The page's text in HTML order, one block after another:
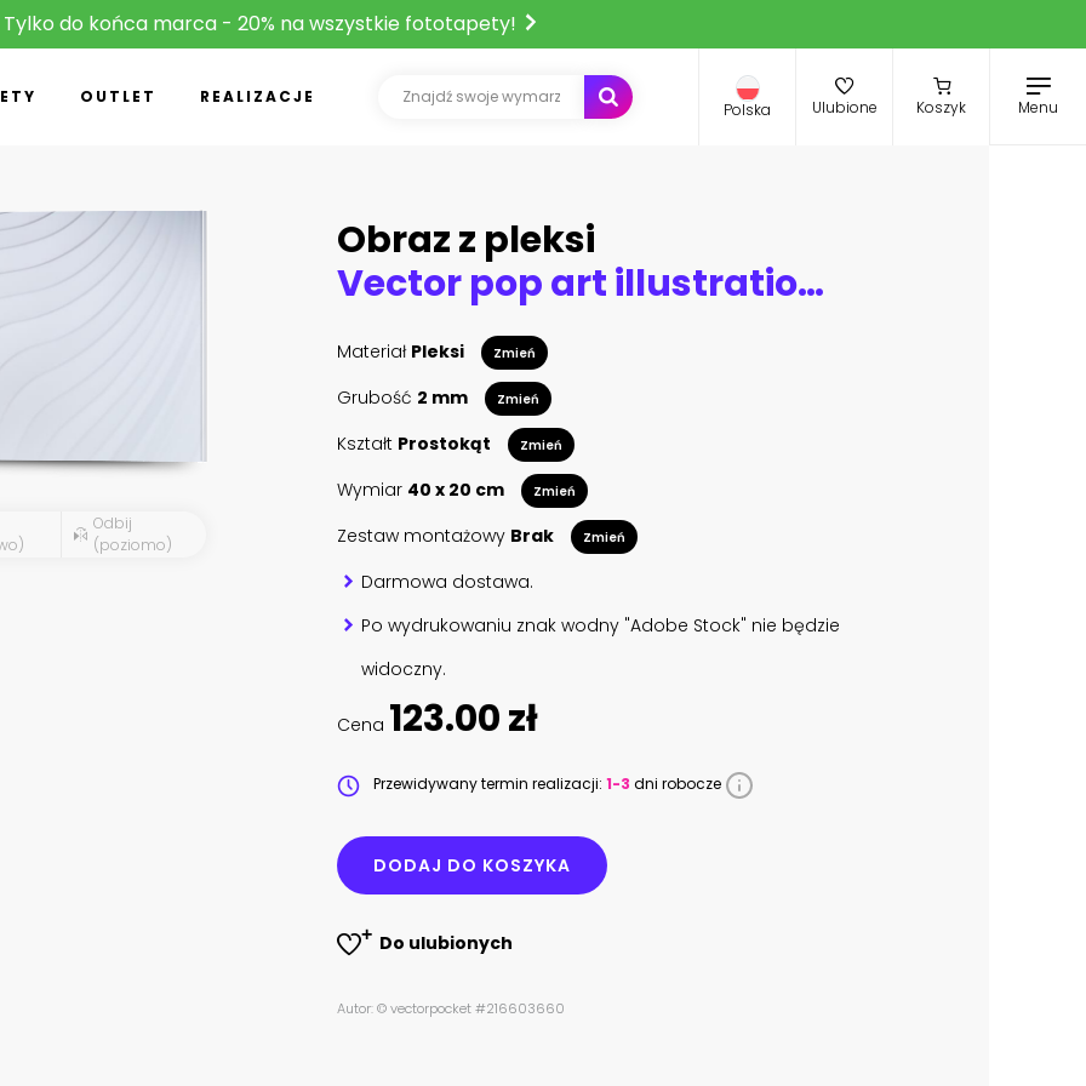
Tylko do końca marca - 20% na wszystkie fototapety!
OUTLET REALIZACJE
Polska Ulubione Koszyk Menu
Odbij
(poziomo)
Obraz z pleksi
Vector pop art illustration of gangster girl in green bikini, armed with gun isolated on yellow background. Pin-up poster with military sexy woman holding revolver in hand and flirting
Materiał Pleksi Zmień
Grubość 2 mm Zmień
Kształt Prostokąt Zmień
Wymiar 40 x 20 cm Zmień
Zestaw montażowy Brak Zmień
Darmowa dostawa.
Po wydrukowaniu znak wodny "Adobe Stock" nie będzie
widoczny.
Cena 123.00 zł
Przewidywany termin realizacji: 1-3 dni robocze
DODAJ DO KOSZYKA
Do ulubionych
Autor: © vectorpocket #216603660